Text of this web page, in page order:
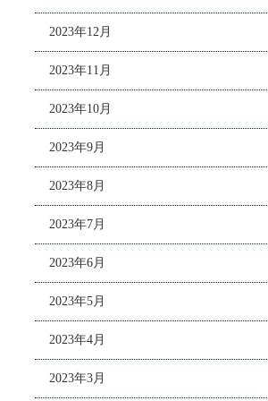
2023年12月
2023年11月
2023年10月
2023年9月
2023年8月
2023年7月
2023年6月
2023年5月
2023年4月
2023年3月